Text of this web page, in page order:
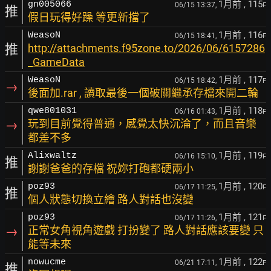
推 gn005066 06/15 13:37, 1月前 , 115F
假日玩得好躁 等更新擋了
推
WeasoN 06/15 18:41, 1月前 , 116F
http://attachments.f95zone.to/2026/06/6157286
_GameData
→ WeasoN 06/15 18:42, 1月前 , 117F
後面加.rar , 讀取最後一個破關繼承存檔來開二輪
→
qwe801031 06/16 01:43, 1月前 , 118F
玩到目前覺得普通，感覺太快沉淪了，而且音樂
都差不多
推 Alixwaltz 06/16 15:10, 1月前 , 119F
謝謝爸爸的存檔 祝妳打砲都硬兩小
推 poz93 06/17 11:25, 1月前 , 120F
個人狀態切換立繪 路人對話也沒變
→
poz93 06/17 11:26, 1月前 , 121 F
正常女角視角遊戲 打扮變了 路人對話應該要變 只
能等未來
nowucme 06/21 17:11, 1月前 , 122F